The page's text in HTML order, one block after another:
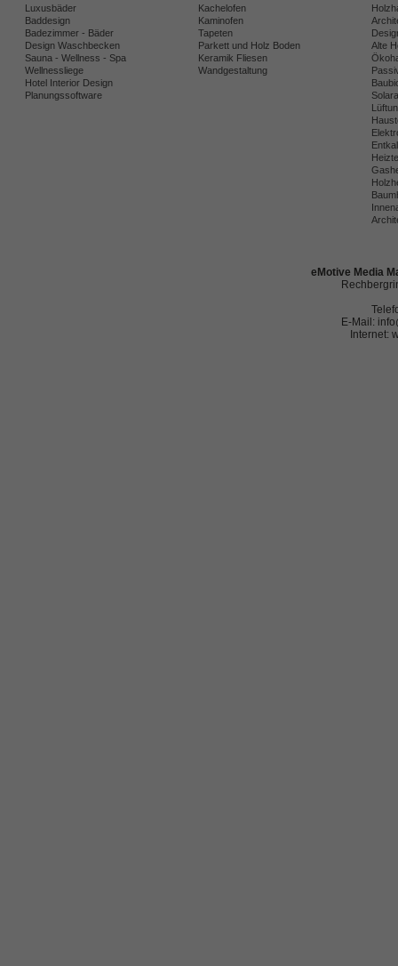
Luxusbäder
Baddesign
Badezimmer - Bäder
Design Waschbecken
Sauna - Wellness - Spa
Wellnessliege
Hotel Interior Design
Planungssoftware
Kachelofen
Kaminofen
Tapeten
Parkett und Holz Boden
Keramik Fliesen
Wandgestaltung
Alte
eMotive Media
E-Mail:
Internet: